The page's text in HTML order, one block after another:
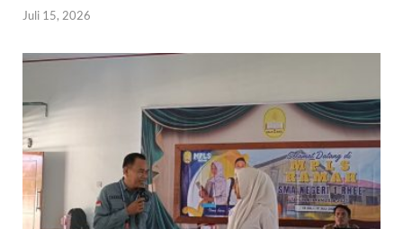
Juli 15, 2026